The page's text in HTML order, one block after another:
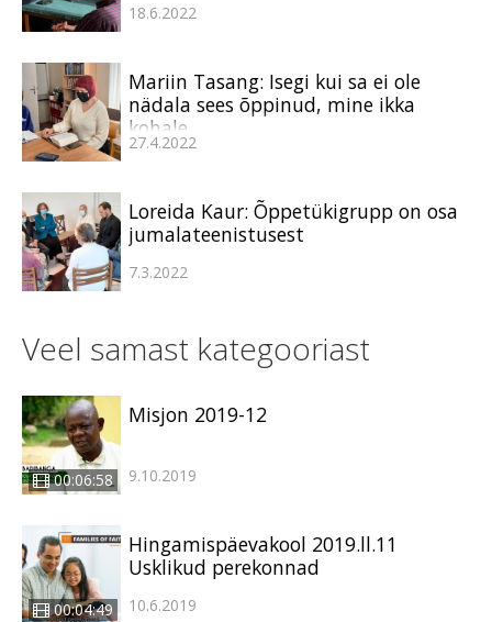
18.6.2022
Mariin Tasang: Isegi kui sa ei ole
nädala sees õppinud, mine ikka
kohale
27.4.2022
Loreida Kaur: Õppetükigrupp on osa
jumalateenistusest
7.3.2022
Veel samast kategooriast
00:06:58
Misjon 2019-12
9.10.2019
00:04:49
Hingamispäevakool 2019.ll.11
Usklikud perekonnad
10.6.2019